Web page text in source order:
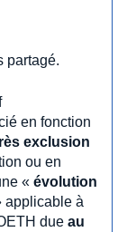
partagé.
en fonction
exclusion
ou en
« évolution
applicable à
due au